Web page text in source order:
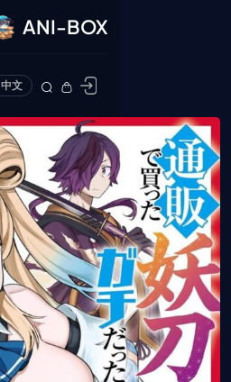
ANI-BOX
中文
ปิด
ONE PIECE
Cardgame
Cardlist
Collection
Deck Builder
My-Collection
Deck Library
Deck Share
PREMIUM SERVICE
ทีวีออนไลน์
แนะนำรายการทีวี
อนิเมะ